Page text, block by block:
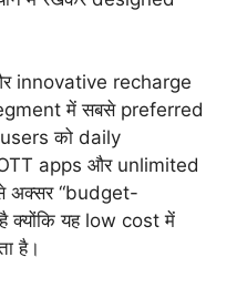
innovative recharge
में सबसे preferred
को daily
apps और unlimited
अक्सर “budget-
क्योंकि यह low cost में
है।